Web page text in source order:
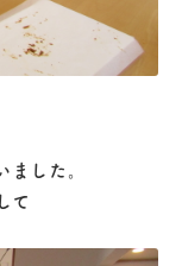
ました。
て